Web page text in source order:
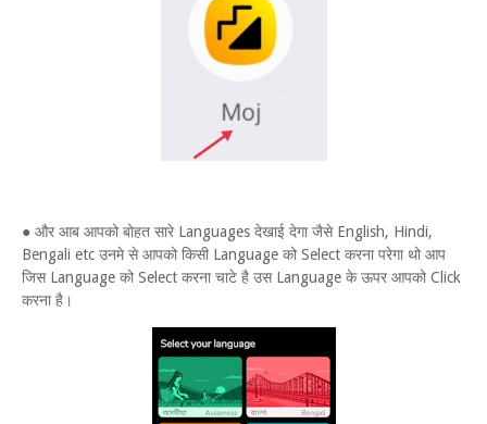
● और आब आपको बोहत सारे Languages देखाई देगा जैसे English, Hindi,
Bengali etc उनमे से आपको किसी Language को Select करना परेगा थो आप
जिस Language को Select करना चाटे है उस Language के ऊपर आपको Click
करना है।